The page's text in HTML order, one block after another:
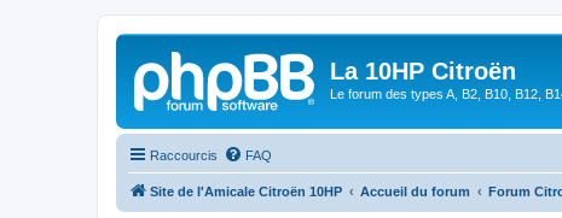
La 10HP Citroën
Le forum des types A, B2, B10, B12,
Raccourcis FAQ
Site de l'Amicale Citroën 10HP Accueil du forum Forum